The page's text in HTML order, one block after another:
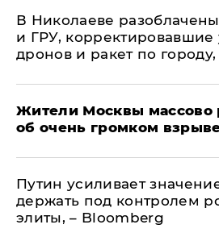
В Николаеве
и ГРУ, корректировавшие
дронов и ракет по
Жители Москвы массово
об очень громком
Путин усиливает
держать под контролем
элиты, – Bloomberg